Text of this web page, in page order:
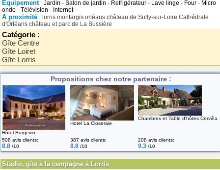
Equipement
Jardin - Salon de jardin - Refrigérateur - Lave linge - Four - Micro
onde - Télévision - Internet -
A proximité lorris montargis orléans château de Sully-sur-Loire Cathédrale
d'Orléans château et parc de La Bussière
Catégorie :
Gîte Centre
Gîte Loiret
Gîte Lorris
Propositions chez notre partenaire :
Hôtel Burgevin
Hotel La Closeraie
Chambres et Table d'hôtes Cerviña
508 avis clients:
8.8 /10
387 avis clients:
8.8 /10
208 avis clients:
9.3 /10
Studio, gîte à la campagne à Lorris